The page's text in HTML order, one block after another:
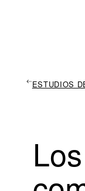
ESTUDIOS
Los